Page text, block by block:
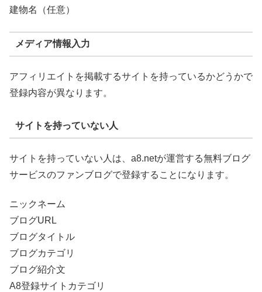
建物名（任意）
メディア情報入力
アフィリエイトを掲載するサイトを持っているかどうかで
登録内容が異なります。
サイトを持っていない人
サイトを持っていない人は、a8.netが運営する無料ブログ
サービスのファンブログで登録することになります。
ニックネーム
ブログURL
ブログタイトル
ブログカテゴリ
ブログ紹介文
A8登録サイトカテゴリ